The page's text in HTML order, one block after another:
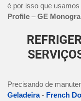
é por isso que
Profile –GE
Precisando de
Geladeira- French